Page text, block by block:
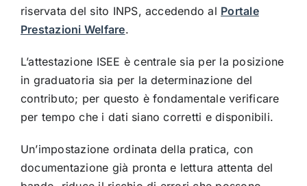
riservata del sito INPS, accedendo al Portale
Prestazioni Welfare.
L’attestazione ISEE è centrale sia per la posizione
in graduatoria sia per la determinazione del
contributo; per questo è fondamentale verificare
per tempo che i dati siano corretti e disponibili.
Un’impostazione ordinata della pratica, con
documentazione già pronta e lettura attenta del